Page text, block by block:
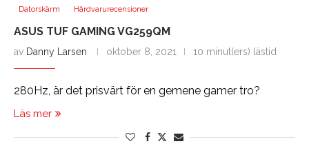
Datorskärm Hårdvarurecensioner
ASUS TUF GAMING VG259QM
av Danny Larsen oktober 8, 2021 10 minut(ers) lästid
280Hz, är det prisvärt för en gemene gamer tro?
Läs mer